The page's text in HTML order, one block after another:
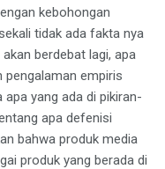
kebohongan
tidak ada fakta nya
berdebat lagi, apa
pengalaman empiris
yang ada di pikiran-
apa defenisi
bahwa produk media
produk yang berada di